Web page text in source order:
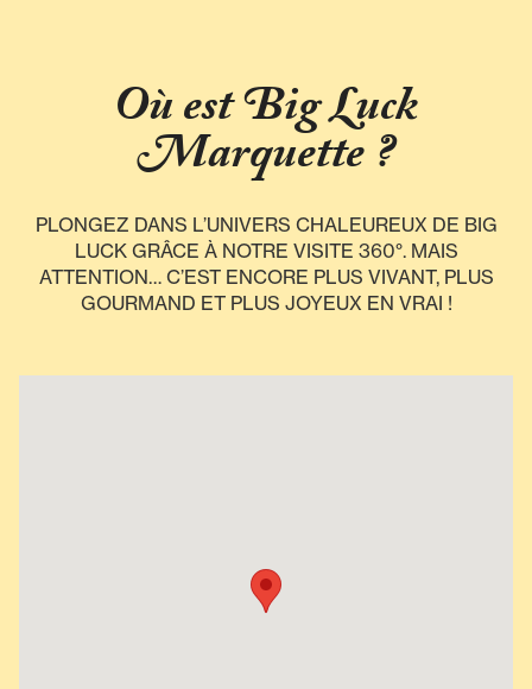
Où est Big Luck
Marquette ?
PLONGEZ DANS L’UNIVERS CHALEUREUX DE BIG
LUCK GRÂCE À NOTRE VISITE 360°. MAIS
ATTENTION… C’EST ENCORE PLUS VIVANT, PLUS
GOURMAND ET PLUS JOYEUX EN VRAI !